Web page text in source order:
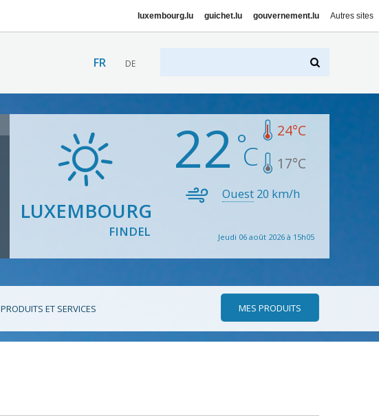
luxembourg.lu guichet.lu gouvernement.lu Autres sites
FR DE
LUXEMBOURG
FINDEL
22 24°C
17°C
Ouest 20 km/h
Jeudi 06 août 2026 à 15h05
PRODUITS ET SERVICES MES PRODUITS